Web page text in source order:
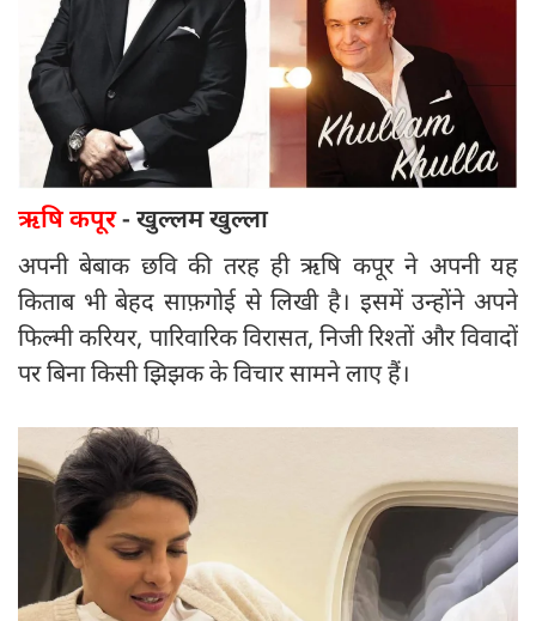
ऋषि कपूर- खुल्लम खुल्ला
अपनी बेबाक छवि की तरह ही ऋषि कपूर ने अपनी यह
किताब भी बेहद साफ़गोई से लिखी है। इसमें उन्होंने अपने
फिल्मी करियर, पारिवारिक विरासत, निजी रिश्तों और विवादों
पर बिना किसी झिझक के विचार सामने लाए हैं।